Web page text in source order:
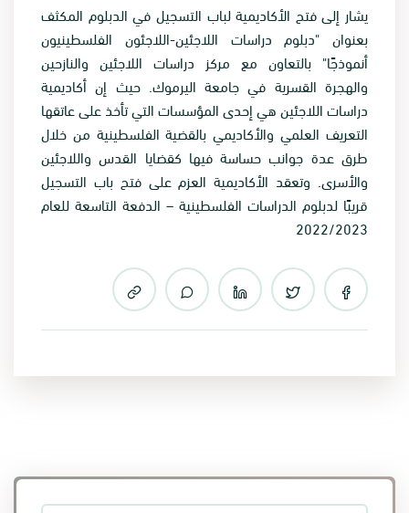
يشار إلى فتح الأكاديمية لباب التسجيل في الدبلوم المكثف
بعنوان "دبلوم دراسات اللاجئين-اللاجئون الفلسطينيون
أنموذجًا" بالتعاون مع مركز دراسات اللاجئين والنازحين
والهجرة القسرية في جامعة اليرموك. حيث إن أكاديمية
دراسات اللاجئين هي إحدى المؤسسات التي تأخذ على عاتقها
التعريف العلمي والأكاديمي بالقضية الفلسطينية من خلال
طرق عدة جوانب حساسة فيها كقضايا القدس واللاجئين
والأسرى. وتعقد الأكاديمية العزم على فتح باب التسجيل
قريبًا لدبلوم الدراسات الفلسطينية – الدفعة التاسعة للعام
2022/2023